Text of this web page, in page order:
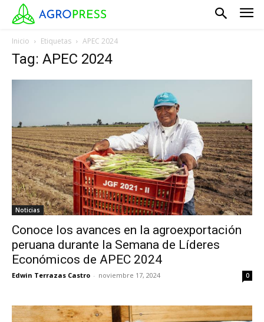
Inicio Etiquetas APEC 2024
Tag: APEC 2024
Noticias
Conoce los avances en la agroexportación
peruana durante la Semana de Líderes
Económicos de APEC 2024
Edwin Terrazas Castro - noviembre 17, 2024 0